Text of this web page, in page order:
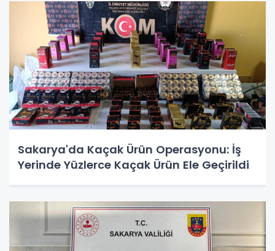
Sakarya'da Kaçak Ürün Operasyonu: İş
Yerinde Yüzlerce Kaçak Ürün Ele Geçirildi